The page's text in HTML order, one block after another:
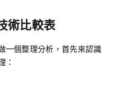
術比較表
一個整理分析，首先來認識
：